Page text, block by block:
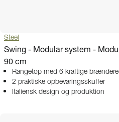
Steel
Swing - Modular system -
90 cm
Rangetop med 6 kraftige brændere
2 praktiske opbevaringsskuffer
Italiensk design og produktion